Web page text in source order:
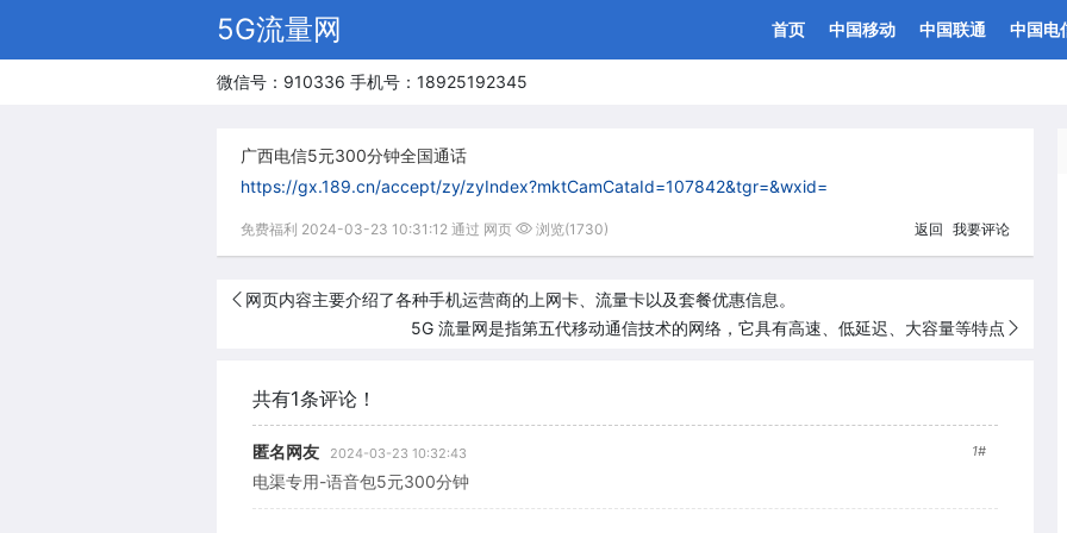
5G流量网 首页 中国移动 中国联通 中国电
微信号：910336 手机号：18925192345
广西电信5元300分钟全国通话
https://gx.189.cn/accept/zy/zyIndex?mktCamCataId=107842&tgr=&wxid=
免费福利 2024-03-23 10:31:12 通过 网页 浏览(1730) 返回 我要评论
网页内容主要介绍了各种手机运营商的上网卡、流量卡以及套餐优惠信息。
5G 流量网是指第五代移动通信技术的网络，它具有高速、低延迟、大容量等特点
共有1条评论！
匿名网友 2024-03-23 10:32:43 1#
电渠专用-语音包5元300分钟